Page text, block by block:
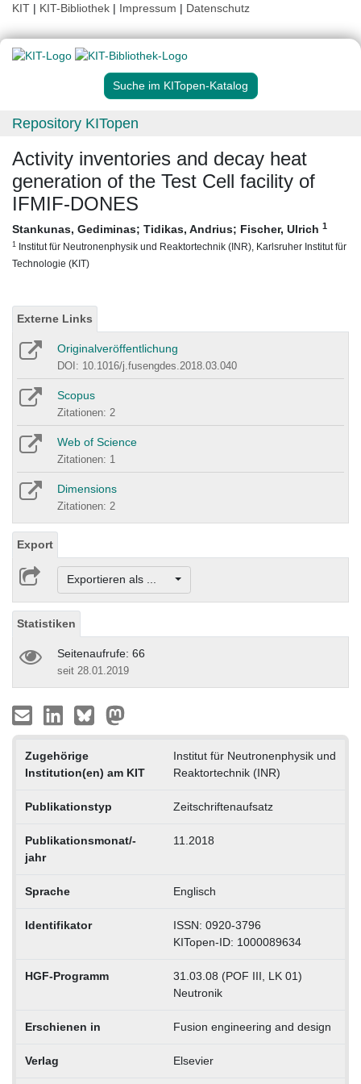
KIT | KIT-Bibliothek | Impressum | Datenschutz
Suche im KITopen-Katalog
Repository KITopen
Activity inventories and decay heat
generation of the Test Cell facility of
IFMIF-DONES
Stankunas, Gediminas; Tidikas, Andrius; Fischer, Ulrich 1
1 Institut für Neutronenphysik und Reaktortechnik (INR), Karlsruher Institut für
Technologie (KIT)
Externe Links
Originalveröffentlichung
DOI: 10.1016/j.fusengdes.2018.03.040
Scopus
Zitationen: 2
Web of Science
Zitationen: 1
Dimensions
Zitationen: 2
Export
Exportieren als ...
Statistiken
Seitenaufrufe: 66
seit 28.01.2019
Zugehörige
Institution(en) am KIT
Institut für Neutronenphysik und
Reaktortechnik (INR)
Publikationstyp Zeitschriftenaufsatz
Publikationsmonat/-
jahr
11.2018
Sprache Englisch
Identifikator
ISSN: 0920-3796
KITopen-ID: 1000089634
HGF-Programm
31.03.08 (POF III, LK 01)
Neutronik
Erschienen in Fusion engineering and design
Verlag Elsevier